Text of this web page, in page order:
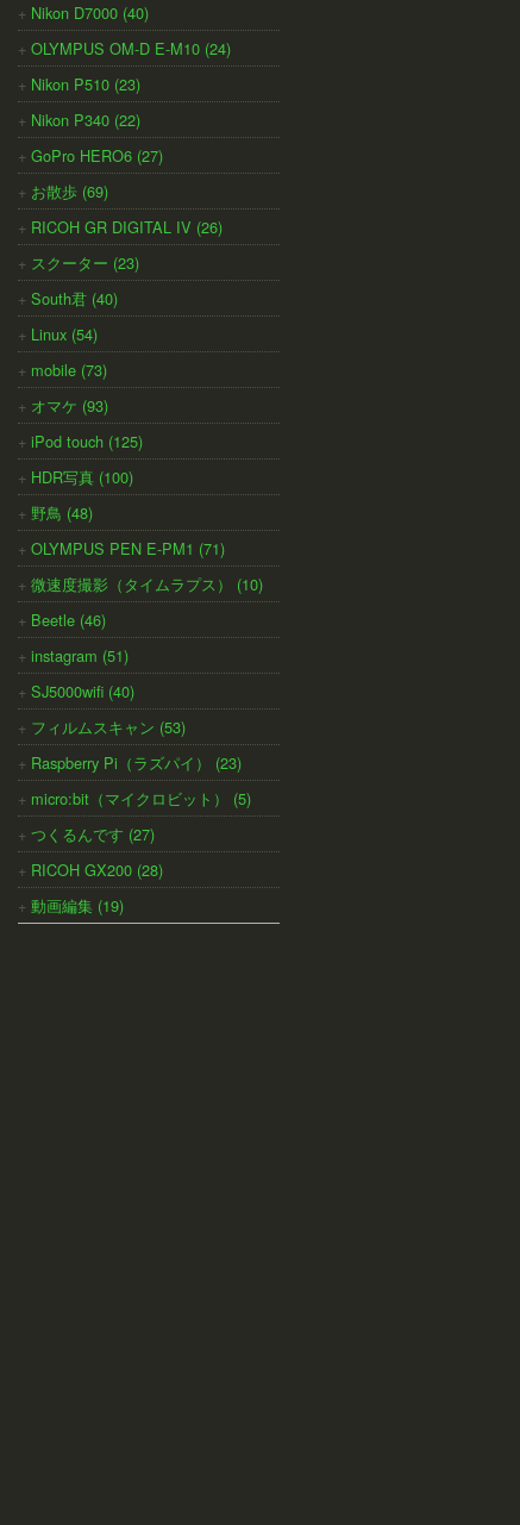
Nikon D7000 (40)
OLYMPUS OM-D E-M10 (24)
Nikon P510 (23)
Nikon P340 (22)
GoPro HERO6 (27)
お散歩 (69)
RICOH GR DIGITAL IV (26)
スクーター (23)
South君 (40)
Linux (54)
mobile (73)
オマケ (93)
iPod touch (125)
HDR写真 (100)
野鳥 (48)
OLYMPUS PEN E-PM1 (71)
微速度撮影（タイムラプス） (10)
Beetle (46)
instagram (51)
SJ5000wifi (40)
フィルムスキャン (53)
Raspberry Pi（ラズパイ） (23)
micro:bit（マイクロビット） (5)
つくるんです (27)
RICOH GX200 (28)
動画編集 (19)